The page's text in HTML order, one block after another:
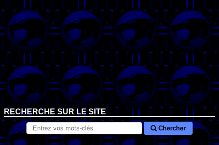
RECHERCHE SUR LE SITE
Chercher